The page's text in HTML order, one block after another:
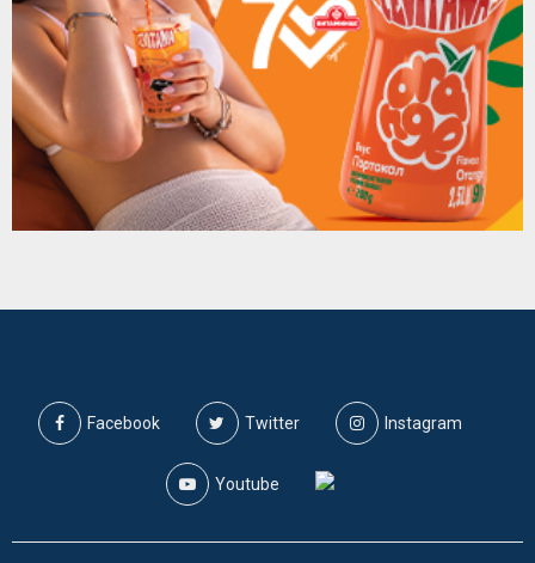
Facebook Twitter Instagram
Youtube